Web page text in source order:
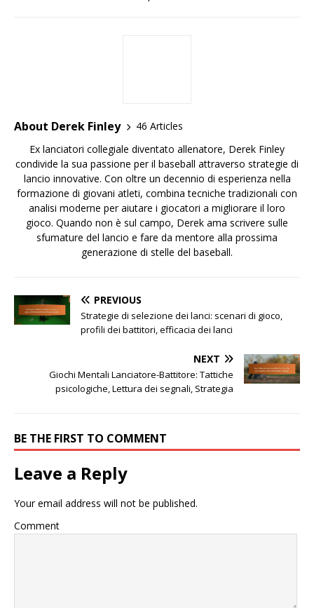
About Derek Finley
46 Articles
Ex lanciatori collegiale diventato allenatore, Derek Finley
condivide la sua passione per il baseball attraverso strategie di
lancio innovative. Con oltre un decennio di esperienza nella
formazione di giovani atleti, combina tecniche tradizionali con
analisi moderne per aiutare i giocatori a migliorare il loro
gioco. Quando non è sul campo, Derek ama scrivere sulle
sfumature del lancio e fare da mentore alla prossima
generazione di stelle del baseball.
PREVIOUS
Strategie di selezione dei lanci: scenari di gioco,
profili dei battitori, efficacia dei lanci
NEXT
Giochi Mentali Lanciatore-Battitore: Tattiche
psicologiche, Lettura dei segnali, Strategia
BE THE FIRST TO COMMENT
Leave a Reply
Your email address will not be published.
Comment